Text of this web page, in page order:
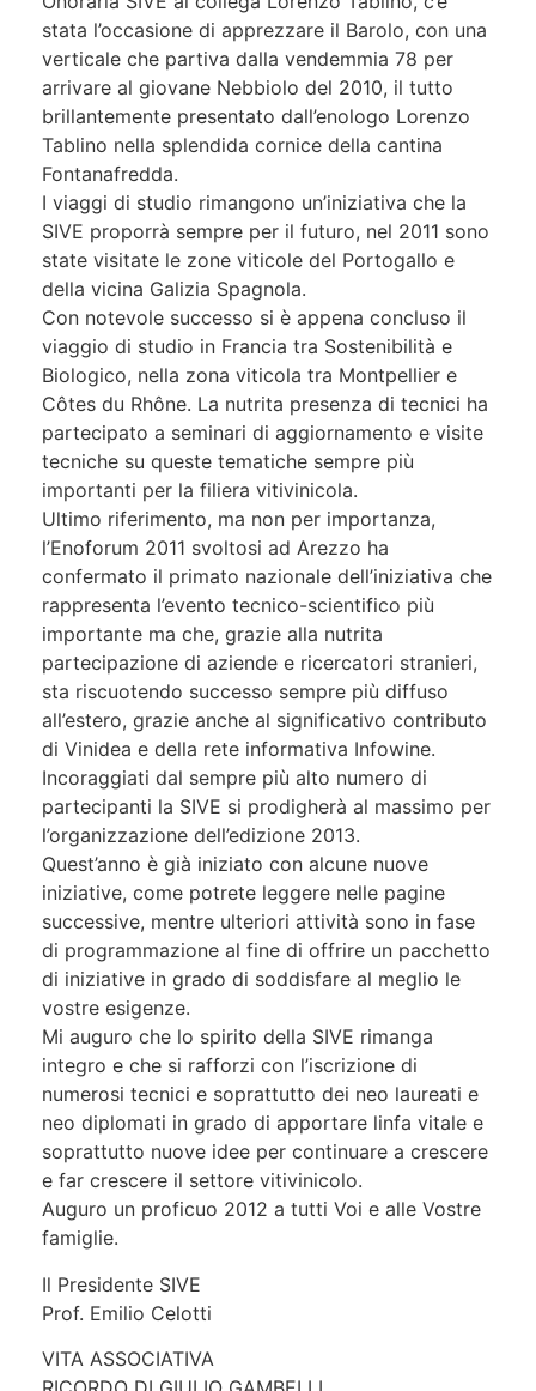
stata l’occasione di apprezzare il Barolo, con una
verticale che partiva dalla vendemmia 78 per
arrivare al giovane Nebbiolo del 2010, il tutto
brillantemente presentato dall’enologo Lorenzo
Tablino nella splendida cornice della cantina
Fontanafredda.
I viaggi di studio rimangono un’iniziativa che la
SIVE proporrà sempre per il futuro, nel 2011 sono
state visitate le zone viticole del Portogallo e
della vicina Galizia Spagnola.
Con notevole successo si è appena concluso il
viaggio di studio in Francia tra Sostenibilità e
Biologico, nella zona viticola tra Montpellier e
Côtes du Rhône. La nutrita presenza di tecnici ha
partecipato a seminari di aggiornamento e visite
tecniche su queste tematiche sempre più
importanti per la filiera vitivinicola.
Ultimo riferimento, ma non per importanza,
l’Enoforum 2011 svoltosi ad Arezzo ha
confermato il primato nazionale dell’iniziativa che
rappresenta l’evento tecnico-scientifico più
importante ma che, grazie alla nutrita
partecipazione di aziende e ricercatori stranieri,
sta riscuotendo successo sempre più diffuso
all’estero, grazie anche al significativo contributo
di Vinidea e della rete informativa Infowine.
Incoraggiati dal sempre più alto numero di
partecipanti la SIVE si prodigherà al massimo per
l’organizzazione dell’edizione 2013.
Quest’anno è già iniziato con alcune nuove
iniziative, come potrete leggere nelle pagine
successive, mentre ulteriori attività sono in fase
di programmazione al fine di offrire un pacchetto
di iniziative in grado di soddisfare al meglio le
vostre esigenze.
Mi auguro che lo spirito della SIVE rimanga
integro e che si rafforzi con l’iscrizione di
numerosi tecnici e soprattutto dei neo laureati e
neo diplomati in grado di apportare linfa vitale e
soprattutto nuove idee per continuare a crescere
e far crescere il settore vitivinicolo.
Auguro un proficuo 2012 a tutti Voi e alle Vostre
famiglie.
Il Presidente SIVE
Prof. Emilio Celotti
VITA ASSOCIATIVA